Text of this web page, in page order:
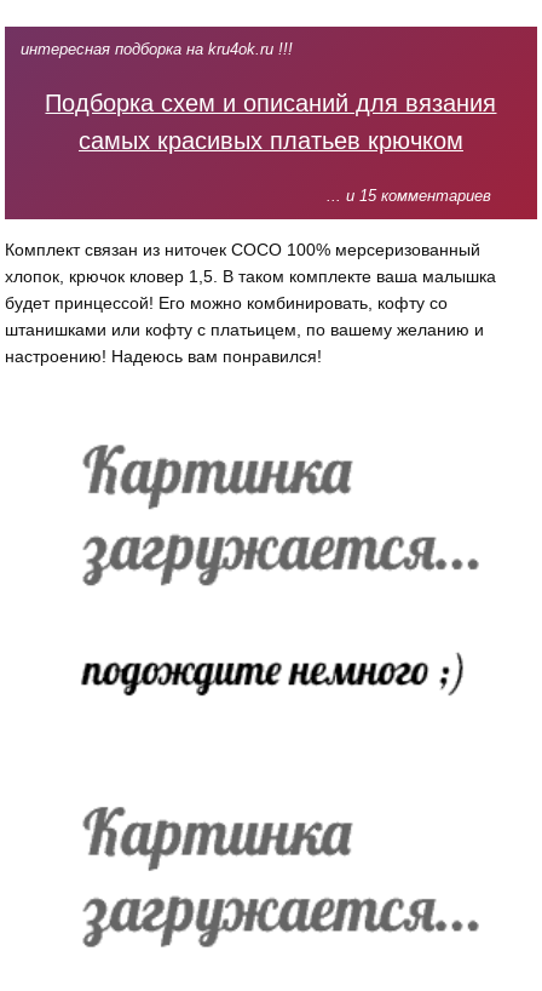
интересная подборка на kru4ok.ru !!!
Подборка схем и описаний для вязания
самых красивых платьев крючком
... и 15 комментариев
Комплект связан из ниточек СОСО 100% мерсеризованный
хлопок, крючок кловер 1,5. В таком комплекте ваша малышка
будет принцессой! Его можно комбинировать, кофту со
штанишками или кофту с платьицем, по вашему желанию и
настроению! Надеюсь вам понравился!